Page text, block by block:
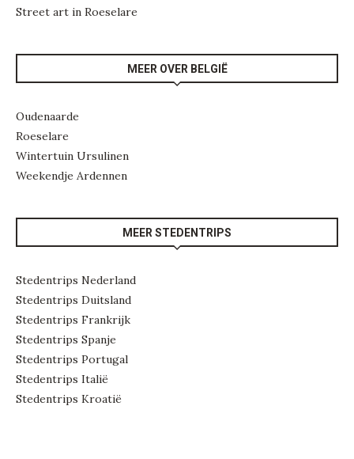
Street art in Roeselare
MEER OVER BELGIË
Oudenaarde
Roeselare
Wintertuin Ursulinen
Weekendje Ardennen
MEER STEDENTRIPS
Stedentrips Nederland
Stedentrips Duitsland
Stedentrips Frankrijk
Stedentrips Spanje
Stedentrips Portugal
Stedentrips Italië
Stedentrips Kroatië